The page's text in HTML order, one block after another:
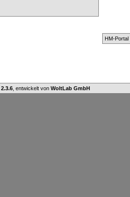
HM-
, entwickelt von WoltLab GmbH